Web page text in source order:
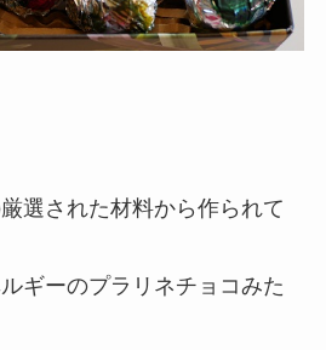
選された材料から作られて
ギーのプラリネチョコみた